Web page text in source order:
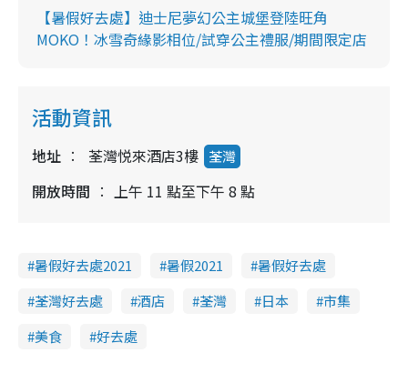
【暑假好去處】迪士尼夢幻公主城堡登陸旺角
MOKO！冰雪奇緣影相位/試穿公主禮服/期間限定店
活動資訊
地址 荃灣悦來酒店3樓 荃灣
開放時間 上午 11 點至下午 8 點
暑假好去處2021 暑假2021
暑假好去處
荃灣好去處
酒店 荃灣 日本
市集
美食
好去處